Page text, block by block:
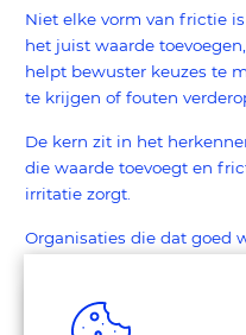
Niet elke vorm van frictie
het juist waarde
helpt bewuster keuzes te
te krijgen of fouten
De kern zit in het
die waarde toevoegt en
irritatie zorgt.
Organisaties die dat goed
duidelijkheid en